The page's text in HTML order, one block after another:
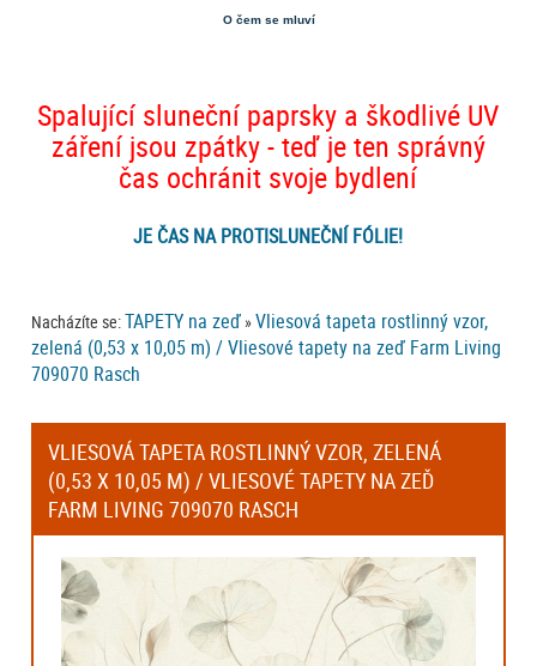
O čem se mluví
Spalující sluneční paprsky a škodlivé UV
záření jsou zpátky - teď je ten správný
čas ochránit svoje bydlení
JE ČAS NA PROTISLUNEČNÍ FÓLIE!
Nacházíte se:TAPETY na zeď »Vliesová tapeta rostlinný vzor,
zelená (0,53 x 10,05 m) / Vliesové tapety na zeď Farm Living
709070 Rasch
VLIESOVÁ TAPETA ROSTLINNÝ VZOR, ZELENÁ
(0,53 X 10,05 M) / VLIESOVÉ TAPETY NA ZEĎ
FARM LIVING 709070 RASCH